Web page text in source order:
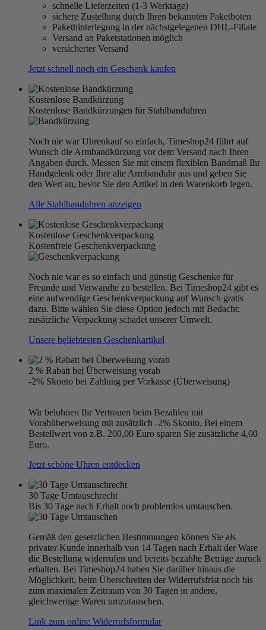
schnelle Lieferzeiten (1-3 Werktage)
sichere Zustellung durch Ihren bekannten Paketboten
Pakethinterlegung in der nächstgelegenen DHL-Filiale
Versand an Paketstationen möglich
versicherter Versand
Jetzt schnell noch ein Geschenk kaufen
Kostenlose Bandkürzung
Kostenlose Bandkürzungen für Stahlbanduhren
Noch nie war Uhrenkauf so einfach, Timeshop24 führt auf
Wunsch die Armbandkürzung vor dem Versand nach Ihren
Angaben durch. Messen Sie mit einem flexiblen Bandmaß Ihr
Handgelenk oder Ihre alte Armbanduhr aus und geben Sie
den Wert an, bevor Sie den Artikel in den Warenkorb legen.
Alle Stahlbanduhren anzeigen
Kostenlose Geschenkverpackung
Kostenfreie Geschenkverpackung
Noch nie war es so einfach und günstig Geschenke für
Freunde und Verwandte zu bestellen. Bei Timeshop24 gibt es
eine aufwendige Geschenkverpackung auf Wunsch gratis
dazu. Bitte wählen Sie diese Option jedoch mit Bedacht:
zusätzliche Verpackung schadet unserer Umwelt.
Unsere beliebtesten Geschenkartikel
2 % Rabatt bei Überweisung vorab
-2% Skonto bei Zahlung per Vorkasse (Überweisung)
Wir belohnen Ihr Vertrauen beim Bezahlen mit
Vorabüberweisung mit zusätzlich -2% Skonto. Bei einem
Bestellwert von z.B. 200,00 Euro sparen Sie zusätzliche 4,00
Euro.
Jetzt schöne Uhren entdecken
30 Tage Umtauschrecht
Bis 30 Tage nach Erhalt noch problemlos umtauschen.
Gemäß den gesetzlichen Bestimmungen können Sie als
privater Kunde innerhalb von 14 Tagen nach Erhalt der Ware
die Bestellung widerrufen und bereits bezahlte Beträge zurück
erhalten. Bei Timeshop24 haben Sie darüber hinaus die
Möglichkeit, beim Überschreiten der Widerrufsfrist noch bis
zum maximalen Zeitraum von 30 Tagen in andere,
gleichwertige Waren umzutauschen.
Link zum online Widerrufsformular